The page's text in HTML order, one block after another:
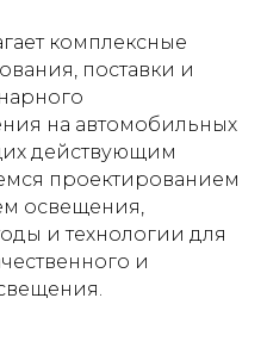
комплексные
поставки и
на автомобильных
действующим
проектированием
освещения,
и технологии для
и